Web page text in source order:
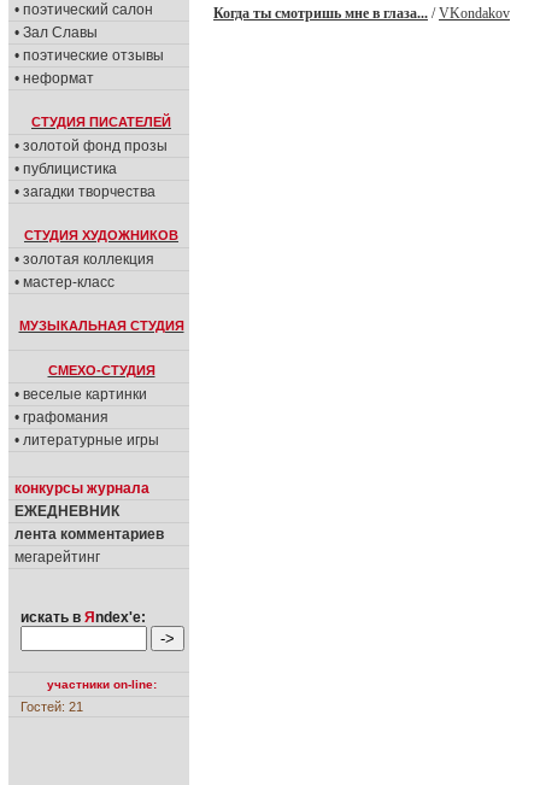
• поэтический салон
• Зал Славы
• поэтические отзывы
• неформат
СТУДИЯ ПИСАТЕЛЕЙ
• золотой фонд прозы
• публицистика
• загадки творчества
СТУДИЯ ХУДОЖНИКОВ
• золотая коллекция
• мастер-класс
МУЗЫКАЛЬНАЯ СТУДИЯ
СМЕХО-СТУДИЯ
• веселые картинки
• графомания
• литературные игры
конкурсы журнала
ЕЖЕДНЕВНИК
лента комментариев
мегарейтинг
искать в Я ndex'е:
участники on-line:
Гостей: 21
Когда ты смотришь мне в глаза... /VKondakov